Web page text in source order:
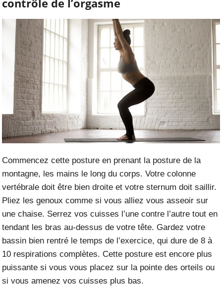
contrôle de l’orgasme
Commencez cette posture en prenant la posture de la
montagne, les mains le long du corps. Votre colonne
vertébrale doit être bien droite et votre sternum doit saillir.
Pliez les genoux comme si vous alliez vous asseoir sur
une chaise. Serrez vos cuisses l’une contre l’autre tout en
tendant les bras au-dessus de votre tête. Gardez votre
bassin bien rentré le temps de l’exercice, qui dure de 8 à
10 respirations complètes. Cette posture est encore plus
puissante si vous vous placez sur la pointe des orteils ou
si vous amenez vos cuisses plus bas.